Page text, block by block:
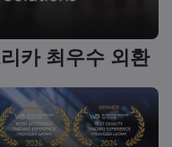
카 최우수 외환